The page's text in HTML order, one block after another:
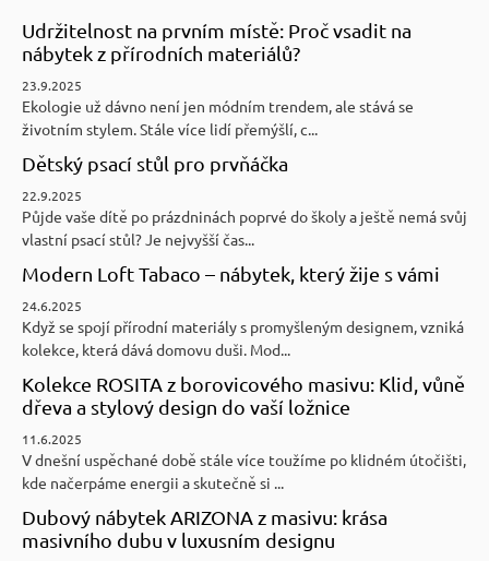
Udržitelnost na prvním místě: Proč vsadit na
nábytek z přírodních materiálů?
23.9.2025
Ekologie už dávno není jen módním trendem, ale stává se
životním stylem. Stále více lidí přemýšlí, c...
Dětský psací stůl pro prvňáčka
22.9.2025
Půjde vaše dítě po prázdninách poprvé do školy a ještě nemá svůj
vlastní psací stůl? Je nejvyšší čas...
Modern Loft Tabaco – nábytek, který žije s vámi
24.6.2025
Když se spojí přírodní materiály s promyšleným designem, vzniká
kolekce, která dává domovu duši. Mod...
Kolekce ROSITA z borovicového masivu: Klid, vůně
dřeva a stylový design do vaší ložnice
11.6.2025
V dnešní uspěchané době stále více toužíme po klidném útočišti,
kde načerpáme energii a skutečně si ...
Dubový nábytek ARIZONA z masivu: krása
masivního dubu v luxusním designu